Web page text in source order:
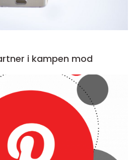
i kampen mod